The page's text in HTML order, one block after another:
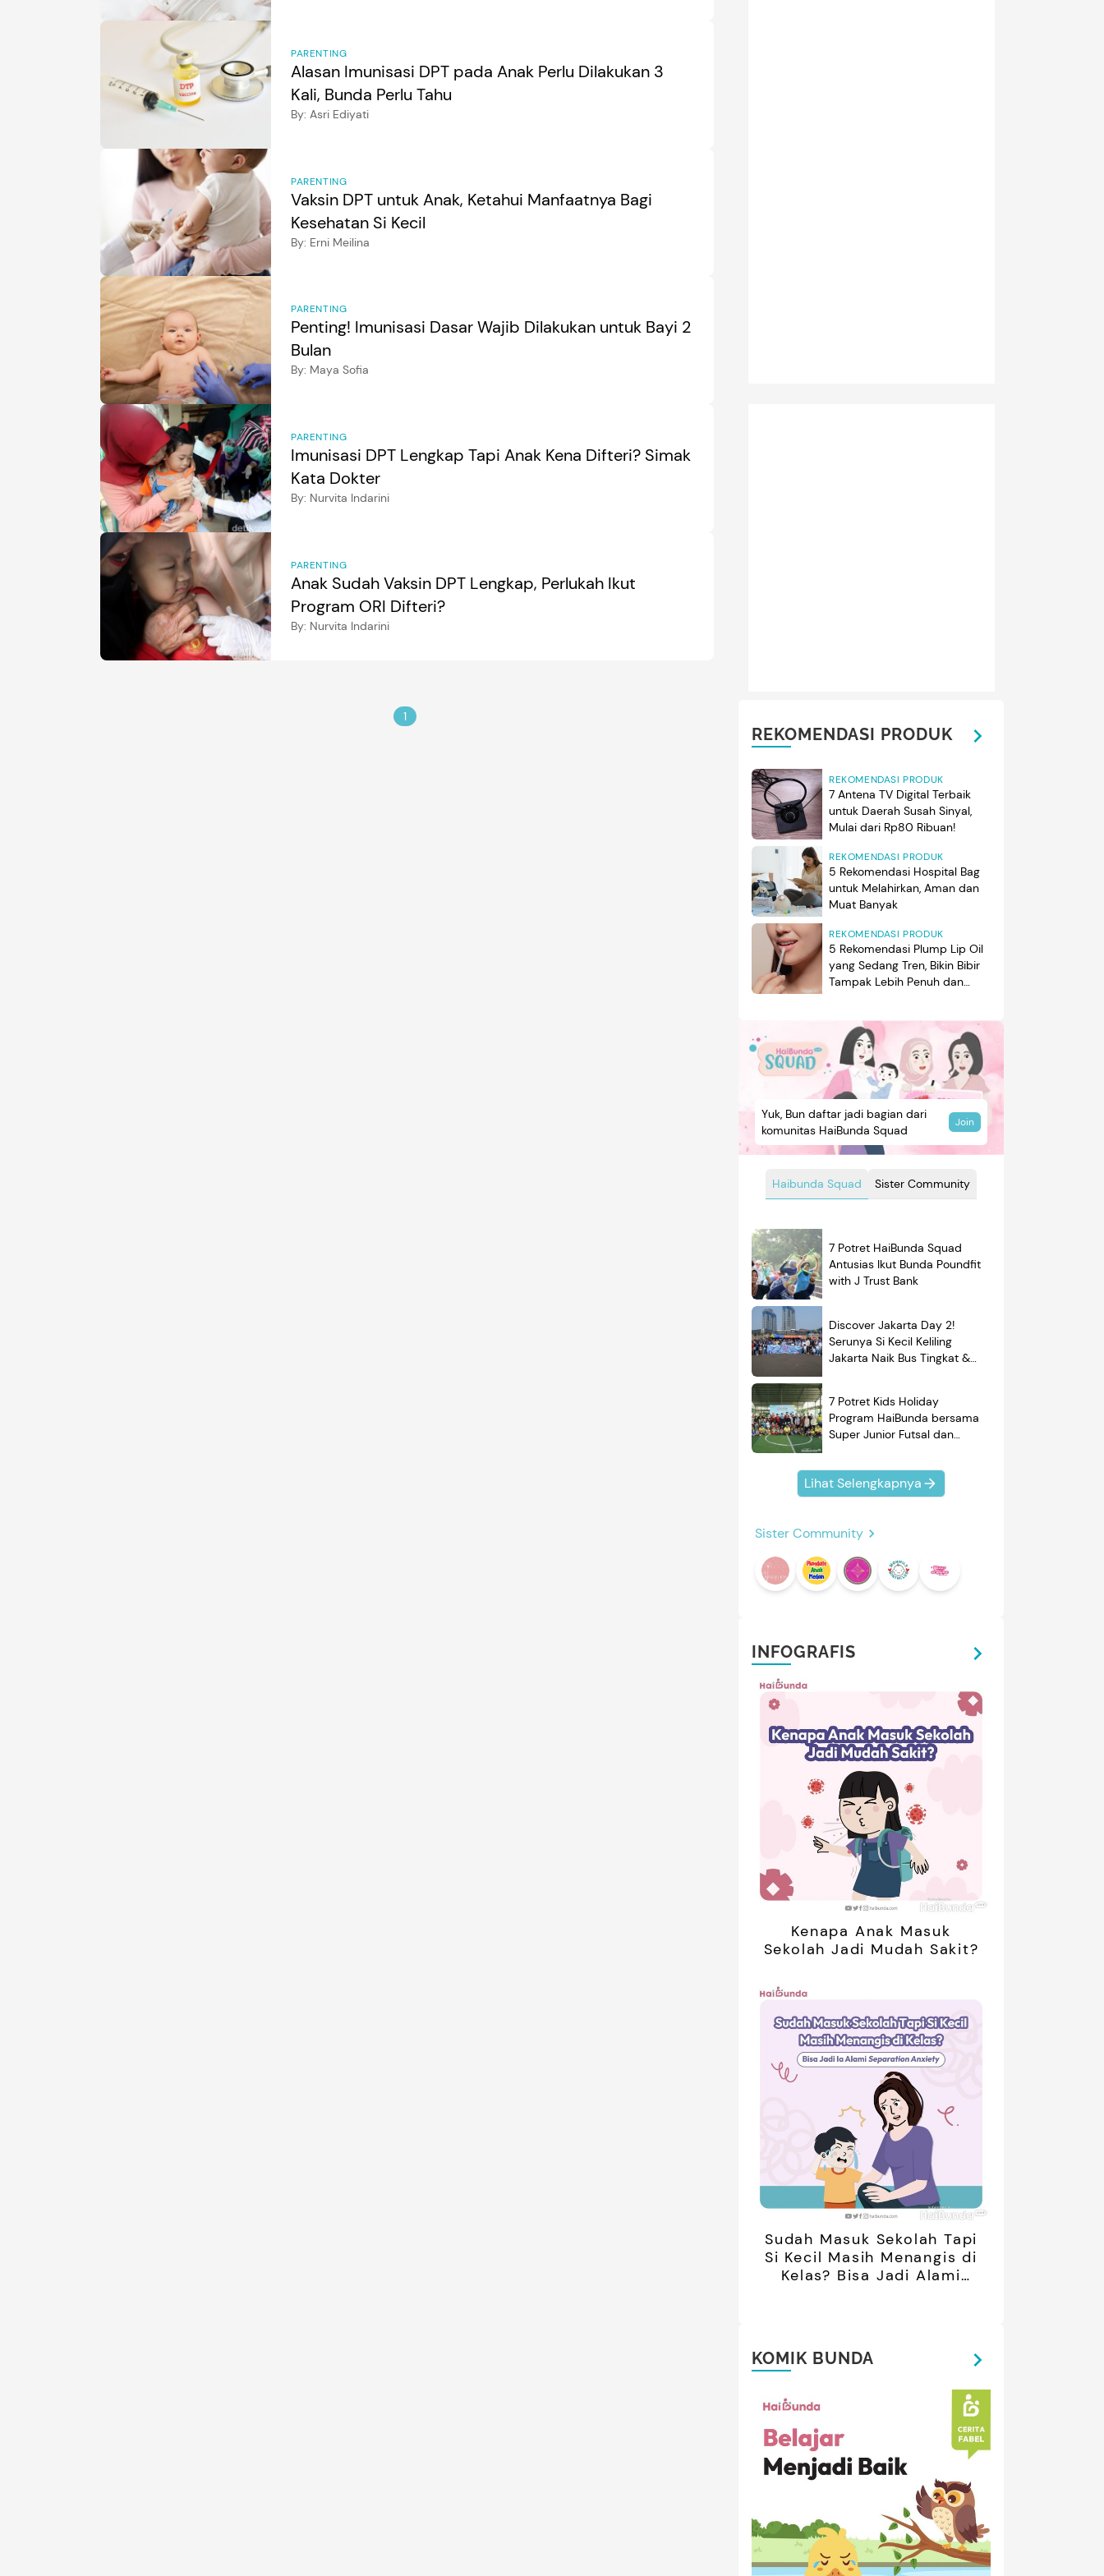
PARENTING
Alasan Imunisasi DPT pada Anak Perlu Dilakukan 3
Kali, Bunda Perlu Tahu
By: Asri Ediyati
PARENTING
Vaksin DPT untuk Anak, Ketahui Manfaatnya Bagi
Kesehatan Si Kecil
By: Erni Meilina
PARENTING
Penting! Imunisasi Dasar Wajib Dilakukan untuk Bayi 2
Bulan
By: Maya Sofia
PARENTING
Imunisasi DPT Lengkap Tapi Anak Kena Difteri? Simak
Kata Dokter
By: Nurvita Indarini
PARENTING
Anak Sudah Vaksin DPT Lengkap, Perlukah Ikut
Program ORI Difteri?
By: Nurvita Indarini
1
REKOMENDASI PRODUK
REKOMENDASI PRODUK
7 Antena TV Digital Terbaik
untuk Daerah Susah Sinyal,
Mulai dari Rp80 Ribuan!
REKOMENDASI PRODUK
5 Rekomendasi Hospital Bag
untuk Melahirkan, Aman dan
Muat Banyak
REKOMENDASI PRODUK
5 Rekomendasi Plump Lip Oil
yang Sedang Tren, Bikin Bibir
Tampak Lebih Penuh dan
Haibunda Squad Sister Community
Yuk, Bun daftar jadi bagian dari
komunitas HaiBunda Squad
Join
7 Potret HaiBunda Squad
Antusias Ikut Bunda Poundfit
with J Trust Bank
Discover Jakarta Day 2!
Serunya Si Kecil Keliling
Jakarta Naik Bus Tingkat &
7 Potret Kids Holiday
Program HaiBunda bersama
Super Junior Futsal dan
Kompak Banget!
Lihat Selengkapnya
Sister Community
INFOGRAFIS
Kenapa Anak Masuk
Sekolah Jadi Mudah Sakit?
Sudah Masuk Sekolah Tapi
Si Kecil Masih Menangis di
Kelas? Bisa Jadi Alami
KOMIK BUNDA